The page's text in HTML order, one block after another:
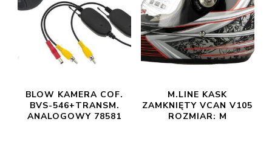
BLOW KAMERA COF.
BVS-546+TRANSM.
ANALOGOWY 78581
M.LINE KASK
ZAMKNIĘTY VCAN V105
ROZMIAR: M